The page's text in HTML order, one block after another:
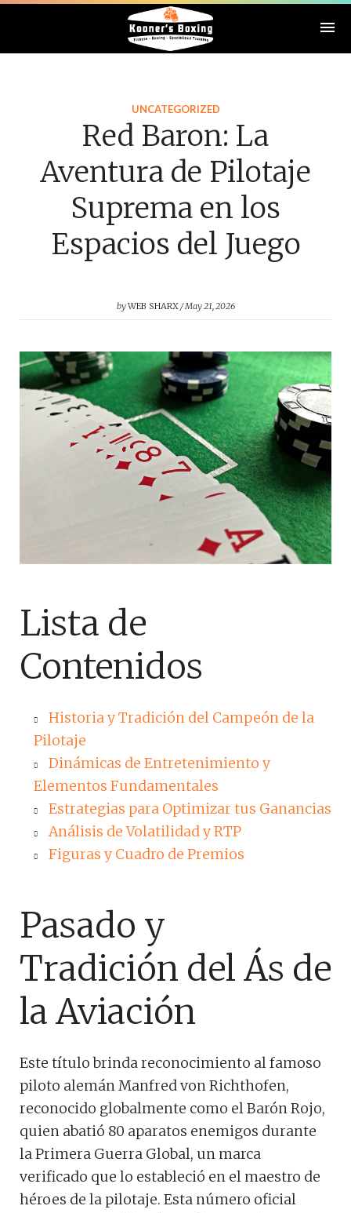
UNCATEGORIZED
Red Baron: La
Aventura de Pilotaje
Suprema en los
Espacios del Juego
byWEB SHARX May 21, 2026
Lista de
Contenidos
Historia y Tradición del Campeón de la
Pilotaje
Dinámicas de Entretenimiento y
Elementos Fundamentales
Estrategias para Optimizar tus Ganancias
Análisis de Volatilidad y RTP
Figuras y Cuadro de Premios
Pasado y
Tradición del Ás de
la Aviación
Este título brinda reconocimiento al famoso
piloto alemán Manfred von Richthofen,
reconocido globalmente como el Barón Rojo,
quien abatió 80 aparatos enemigos durante
la Primera Guerra Global, un marca
verificado que lo estableció en el maestro de
héroes de la pilotaje. Esta número oficial